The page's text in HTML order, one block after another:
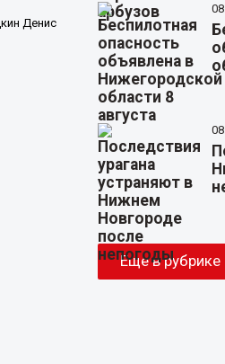
Денис
Еще в рубрике